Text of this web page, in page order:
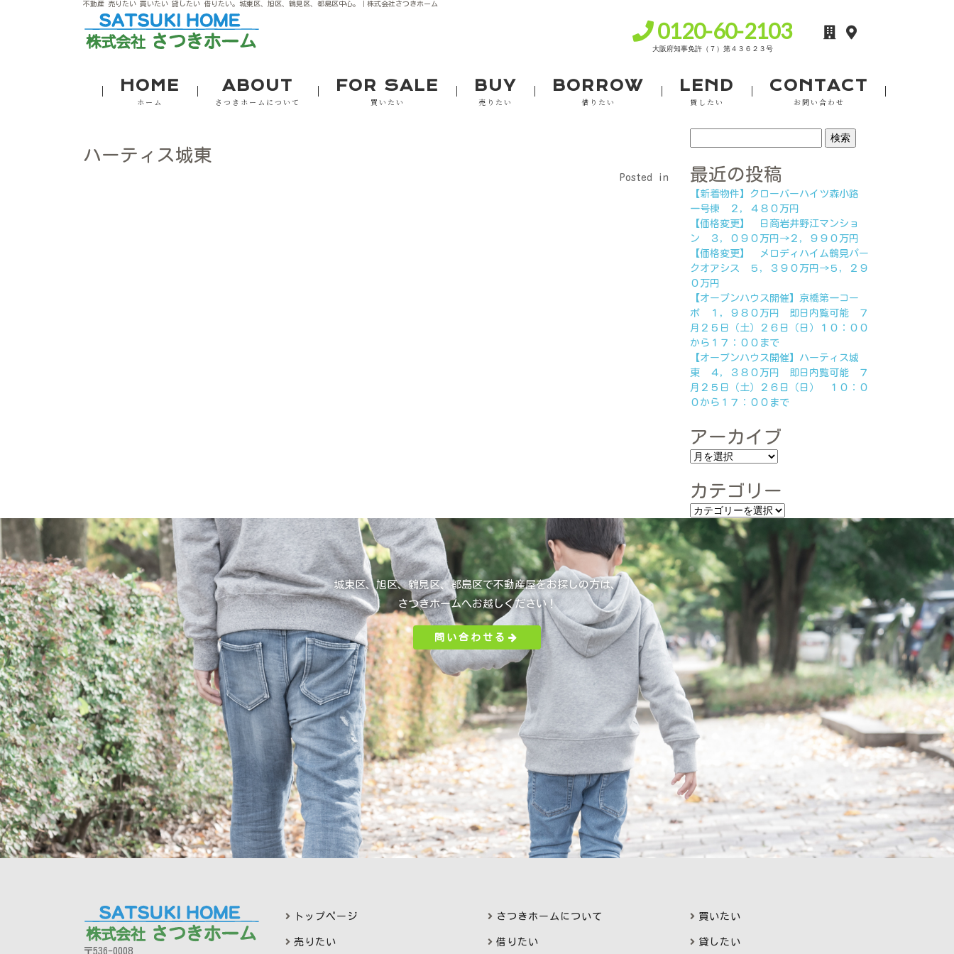
不動産 売りたい 買いたい 貸したい 借りたい。城東区、旭区、鶴見区、都島区中心。｜株式会社さつきホーム
0120-60-2103
HOME
ホーム
ABOUT
さつきホームについて
FOR SALE
買いたい
BUY
売りたい
BORROW
借りたい
LEND
貸したい
CONTACT
お問い合わせ
ハーティス城東
Posted in
索:
最近の投稿
【新着物件】クローバーハイツ森小路
一号棟 ２，４８０万円
【価格変更】 日商岩井野江マンショ
ン ３，０９０万円→２，９９０万円
【価格変更】 メロディハイム鶴見パー
クオアシス ５，３９０万円→５，２９
０万円
【オープンハウス開催】京橋第一コー
ポ １，９８０万円 即日内覧可能 ７
月２５日（土）２６日（日）１０：００
から１７：００まで
【オープンハウス開催】ハーティス城
東 ４，３８０万円 即日内覧可能 ７
月２５日（土）２６日（日） １０：０
０から１７：００まで
アーカイブ
カテゴリー
城東区、旭区、鶴見区、都島区で不動産屋をお探しの方は、
さつきホームへお越しください！
問い合わせる
〒536-0008
トップページ さつきホームについて 買いたい
売りたい 借りたい 貸したい